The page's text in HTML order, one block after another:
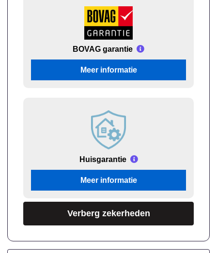
BOVAG garantie
Meer informatie
Huisgarantie
Meer informatie
Verberg zekerheden